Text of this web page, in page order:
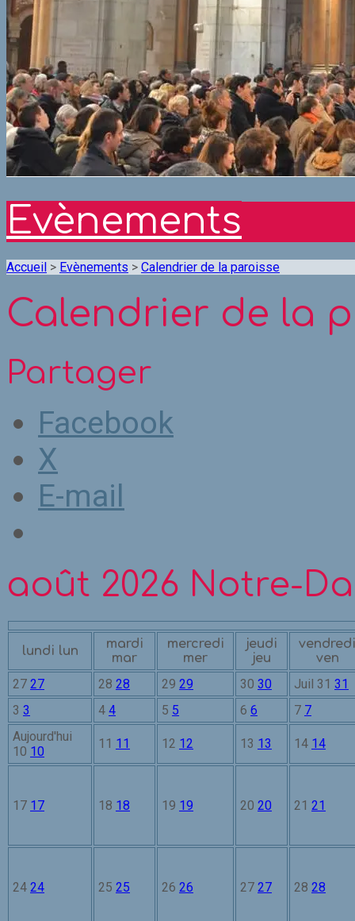
Evènements
Accueil > Evènements > Calendrier de la paroisse
Calendrier de la
Partager
Facebook
X
E-mail
août 2026 Notre-
lundi lun
mardi
mar
mercredi
mer
jeudi
jeu
vendredi
ven
27 27 28 28 29 29 30 30 Juil 31 31
3 3 4 4 5 5 6 6 7 7
Aujourd'hui
10 10
11 11 12 12 13 13 14 14
17 17 18 18 19 19 20 20 21 21
24 24 25 25 26 26 27 27 28 28